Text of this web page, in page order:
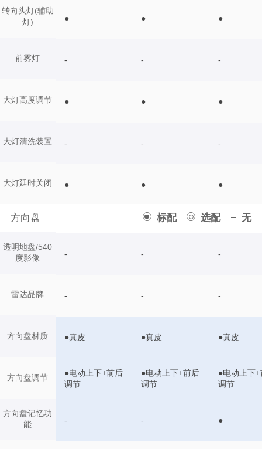
转向头灯(辅助
灯)
前雾灯
大灯高度调节
大灯清洗装置
大灯延时关闭
方向盘 标配 选配 无
透明地盘/540
度影像
雷达品牌
方向盘材质
方向盘调节
方向盘记忆功
能
● ● ●
- - -
● ● ●
- - -
● ● ●
- - -
- - -
●真皮 ●真皮 ●真皮
●电动上下+前后
调节
●电动上下+前后
调节
●电动上下
调节
- - ●